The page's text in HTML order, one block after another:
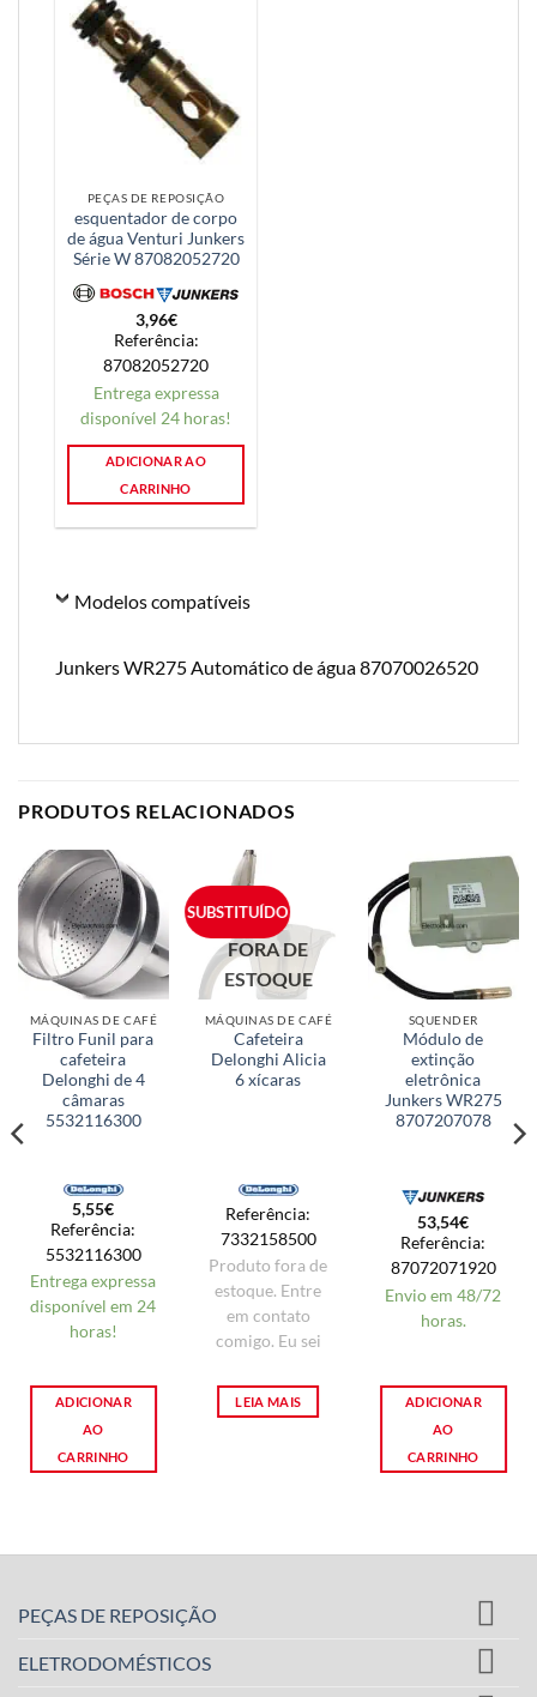
PEÇAS DE REPOSIÇÃO
esquentador de corpo
de água Venturi Junkers
Série W 87082052720
3,96€
Referência:
87082052720
Entrega expressa
disponível 24 horas!
ADICIONAR AO
CARRINHO
Modelos compatíveis
Junkers WR275 Automático de água 87070026520
PRODUTOS RELACIONADOS
MÁQUINAS DE CAFÉ
Filtro Funil para
cafeteira
Delonghi de 4
câmaras
5532116300
5,55€
Referência:
5532116300
Entrega expressa
disponível em 24
horas!
ADICIONAR
AO
CARRINHO
SUBSTITUÍDO
FORA DE
ESTOQUE
MÁQUINAS DE CAFÉ
Cafeteira
Delonghi Alicia
6 xícaras
Referência:
7332158500
Produto fora de
estoque. Entre
em contato
comigo. Eu sei
LEIA MAIS
SQUENDER
Módulo de
extinção
eletrônica
Junkers WR275
8707207078
53,54€
Referência:
87072071920
Envio em 48/72
horas.
ADICIONAR
AO
CARRINHO
PEÇAS DE REPOSIÇÃO
ELETRODOMÉSTICOS